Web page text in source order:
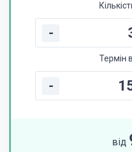
-
Термін
-
від